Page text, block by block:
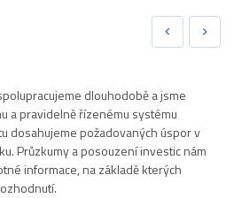
dlouhodobě a jsme
a pravidelně řízenému systému
dosahujeme požadovaných úspor v
Průzkumy a posouzení investic nám
informace, na základě kterých